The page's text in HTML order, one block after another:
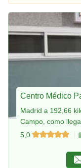
Centro Médico
Madrid a 192,66
Campo, como
5,0